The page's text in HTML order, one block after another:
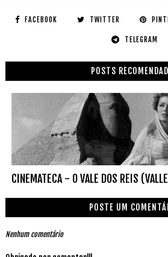
FACEBOOK TWITTER
TELEGRAM
POSTS
CINEMATECA - O VALE DOS REIS
POSTE UM
Nenhum comentário